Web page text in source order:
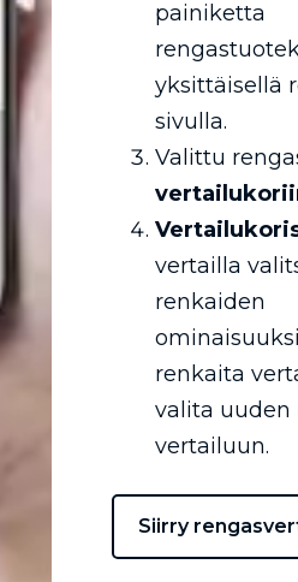
painiketta
yksittäisellä
sivulla.
Valittu
vertailla
renkaiden
renkaita
valita uuden
vertailuun.
Siirry